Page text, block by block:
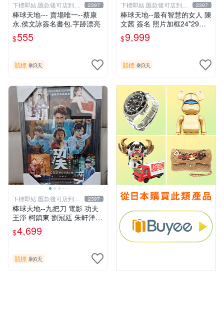
下標即結.匯款後可店到店
關於我
2397
棒球天地--- 賣場唯一--蔡康
永.侯文詠簽名書包.字跡漂亮
$555
競標 剩3天
下標即結.匯款後可店到店
關於我
2397
棒球天地--最有智慧的女人 陳
文茜 簽名 照片加框24*29公
分+國旗球.層層管道才獲得.
僅此一組..
$9,999
競標 剩3天
下標即結.匯款後可店到店
關於我
2397
棒球天地--九把刀 電影 功夫
王淨 柯鎮東 劉冠廷 朱軒洋
簽名照片框.45*32公分.贈品
同款已護貝海報..
$4,699
競標 剩6天